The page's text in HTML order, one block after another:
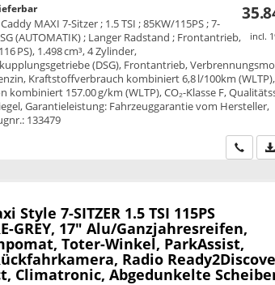
incl.
MAXI 7-Sitzer ; 1.5 TSI ; 85KW/115PS ; 7-
(AUTOMATIK) ; Langer Radstand ; Frontantrieb,
PS), 1.498 cm³, 4 Zylinder,
(DSG), Frontantrieb,
Kraftstoffverbrauch kombiniert 6,8 l/100km (WLTP),
kombiniert 157.00 g/km (WLTP), CO₂-Klasse F,
Garantieleistung: Fahrzeuggarantie vom Hersteller,
133479
Wir
Style 7-SITZER 1.5 TSI 115PS
GREY, 17" Alu/Ganzjahresreifen,
Toter-Winkel, ParkAssist,
Radio
Climatronic, Abgedunkelte